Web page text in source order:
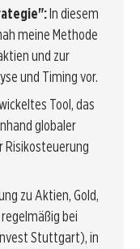
In diesem
meine Methode
und zur
und Timing vor.
Tool, das
globaler
Risikosteuerung
zu Aktien, Gold,
bei
Stuttgart), in